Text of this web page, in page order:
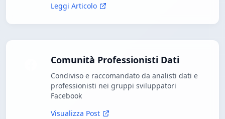
Leggi Articolo
Comunità Professionisti Dati
Condiviso e raccomandato da analisti dati e
professionisti nei gruppi sviluppatori
Facebook
Visualizza Post